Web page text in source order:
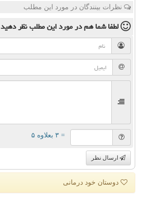
نظرات بینندگان در مورد این مطلب
لطفا شما همدر مورد این مطلبنظر دهید
= ۳ بعلاوه ۵
ارسال نظر
دوستان خود درمانی